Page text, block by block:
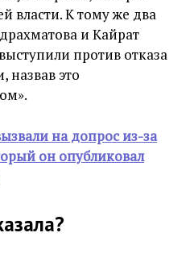
власти. К тому же два
и Кайрат
против отказа
назвав это
на допрос из-за
он опубликовал